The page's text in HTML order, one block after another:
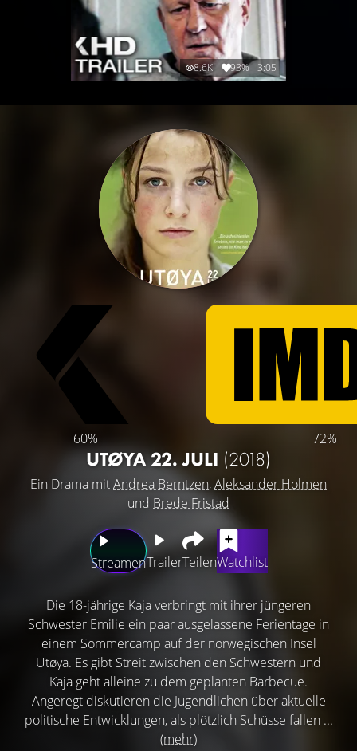
8.6K 93% 3:05
60% 72%
UTØYA 22. JULI (2018)
Ein Drama mitAndrea Berntzen,Aleksander Holmen
und Brede Fristad
StreamenTrailerTeilenWatchlist
Die 18-jährige Kaja verbringt mit ihrer jüngeren
Schwester Emilie ein paar ausgelassene Ferientage in
einem Sommercamp auf der norwegischen Insel
Utøya. Es gibt Streit zwischen den Schwestern und
Kaja geht alleine zu dem geplanten Barbecue.
Angeregt diskutieren die Jugendlichen über aktuelle
politische Entwicklungen, als plötzlich Schüsse fallen ...
(mehr)